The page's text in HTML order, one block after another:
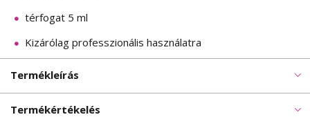
térfogat 5 ml
Kizárólag professzionális használatra
Termékleírás
Termékértékelés